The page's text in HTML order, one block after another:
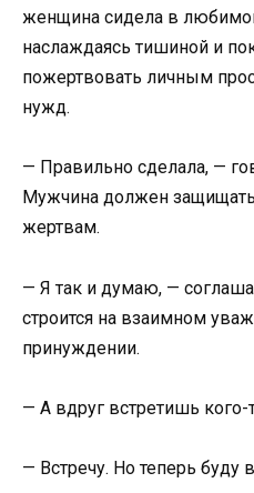
женщина сидела в
наслаждаясь тишиной и
пожертвовать личным
нужд.
— Правильно сделала, —
Мужчина должен
жертвам.
— Я так и думаю, —
строится на взаимном
принуждении.
— А вдруг встретишь кого-
— Встречу. Но теперь